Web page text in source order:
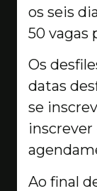
os seis
50 vagas
Os
datas
se
inscrever
Ao final